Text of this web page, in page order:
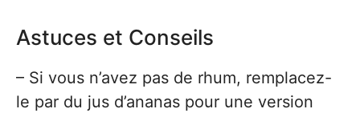
Astuces et Conseils
– Si vous n’avez pas de rhum, remplacez-
le par du jus d’ananas pour une version